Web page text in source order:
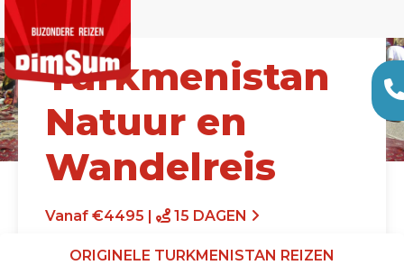
Turkmenistan
Natuur en
Wandelreis
Vanaf €4495 | 15 DAGEN
ORIGINELE TURKMENISTAN REIZEN